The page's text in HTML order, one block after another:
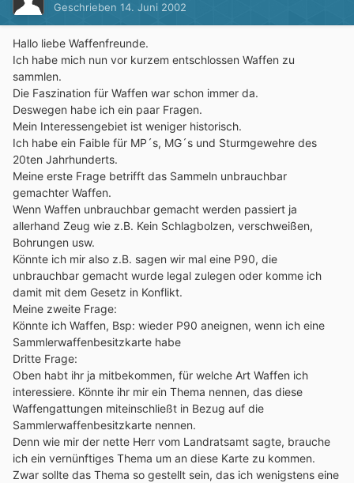
Geschrieben 14. Juni 2002
Hallo liebe Waffenfreunde.
Ich habe mich nun vor kurzem entschlossen Waffen zu
sammlen.
Die Faszination für Waffen war schon immer da.
Deswegen habe ich ein paar Fragen.
Mein Interessengebiet ist weniger historisch.
Ich habe ein Faible für MP´s, MG´s und Sturmgewehre des
20ten Jahrhunderts.
Meine erste Frage betrifft das Sammeln unbrauchbar
gemachter Waffen.
Wenn Waffen unbrauchbar gemacht werden passiert ja
allerhand Zeug wie z.B. Kein Schlagbolzen, verschweißen,
Bohrungen usw.
Könnte ich mir also z.B. sagen wir mal eine P90, die
unbrauchbar gemacht wurde legal zulegen oder komme ich
damit mit dem Gesetz in Konflikt.
Meine zweite Frage:
Könnte ich Waffen, Bsp: wieder P90 aneignen, wenn ich eine
Sammlerwaffenbesitzkarte habe
Dritte Frage:
Oben habt ihr ja mitbekommen, für welche Art Waffen ich
interessiere. Könnte ihr mir ein Thema nennen, das diese
Waffengattungen miteinschließt in Bezug auf die
Sammlerwaffenbesitzkarte nennen.
Denn wie mir der nette Herr vom Landratsamt sagte, brauche
ich ein vernünftiges Thema um an diese Karte zu kommen.
Zwar sollte das Thema so gestellt sein, das ich wenigstens eine